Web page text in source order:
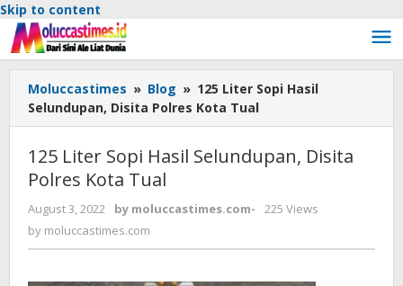
Skip to content
Moluccastimes » Blog » 125 Liter Sopi Hasil
Selundupan, Disita Polres Kota Tual
125 Liter Sopi Hasil Selundupan, Disita
Polres Kota Tual
August 3, 2022 by moluccastimes.com-
225 Views
by moluccastimes.com